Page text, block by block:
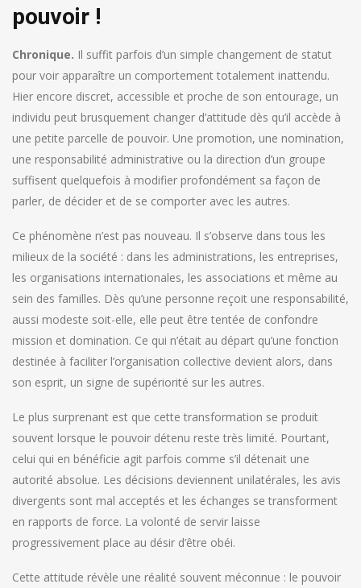
pouvoir !
Chronique. Il suffit parfois d’un simple changement de statut
pour voir apparaître un comportement totalement inattendu.
Hier encore discret, accessible et proche de son entourage, un
individu peut brusquement changer d’attitude dès qu’il accède à
une petite parcelle de pouvoir. Une promotion, une nomination,
une responsabilité administrative ou la direction d’un groupe
suffisent quelquefois à modifier profondément sa façon de
parler, de décider et de se comporter avec les autres.
Ce phénomène n’est pas nouveau. Il s’observe dans tous les
milieux de la société : dans les administrations, les entreprises,
les organisations internationales, les associations et même au
sein des familles. Dès qu’une personne reçoit une responsabilité,
aussi modeste soit-elle, elle peut être tentée de confondre
mission et domination. Ce qui n’était au départ qu’une fonction
destinée à faciliter l’organisation collective devient alors, dans
son esprit, un signe de supériorité sur les autres.
Le plus surprenant est que cette transformation se produit
souvent lorsque le pouvoir détenu reste très limité. Pourtant,
celui qui en bénéficie agit parfois comme s’il détenait une
autorité absolue. Les décisions deviennent unilatérales, les avis
divergents sont mal acceptés et les échanges se transforment
en rapports de force. La volonté de servir laisse
progressivement place au désir d’être obéi.
Cette attitude révèle une réalité souvent méconnue : le pouvoir